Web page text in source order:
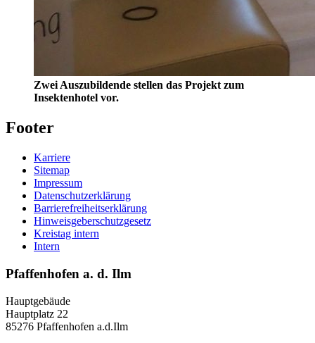
Zwei Auszubildende stellen das Projekt zum
Insektenhotel vor.
Footer
Karriere
Sitemap
Impressum
Datenschutzerklärung
Barrierefreiheitserklärung
Hinweisgeberschutzgesetz
Kreistag intern
Intern
Pfaffenhofen a. d. Ilm
Hauptgebäude
Hauptplatz 22
85276 Pfaffenhofen a.d.Ilm